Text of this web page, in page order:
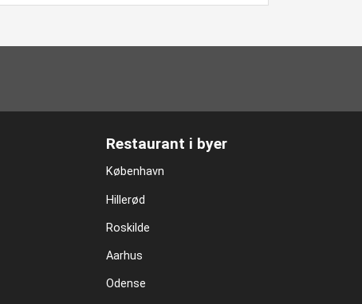
Restaurant i byer
København
Hillerød
Roskilde
Aarhus
Odense